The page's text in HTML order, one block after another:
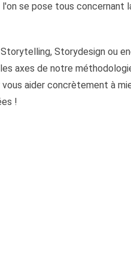
se pose tous concernant
Storydesign ou
axes de notre
aider concrètement à
!